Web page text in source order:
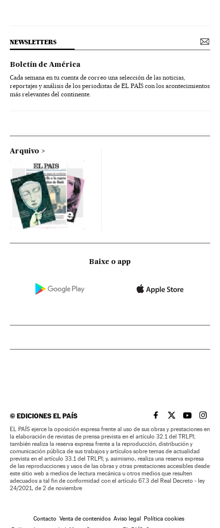
NEWSLETTERS
Boletín de América
Cada semana en tu cuenta de correo una selección de las noticias,
reportajes y análisis de los periodistas de EL PAÍS con los acontecimientos
más relevantes del continente.
Arquivo
Baixe o app
©EDICIONES EL PAÍS EL PAÍS BRASIL EN
EL PAÍSEL PAÍS
EL
EL PAÍS ejerce la oposición expresa frente al uso de sus obras y prestaciones en
la elaboración de revistas de prensa prevista en el artículo 32.1 del TRLPI;
también realiza la reserva expresa frente a la reproducción, distribución y
comunicación pública de sus trabajos y artículos sobre temas de actualidad
prevista en el artículo 33.1 del TRLPI; y, asimismo, realiza una reserva expresa
de las reproducciones y usos de las obras y otras prestaciones accesibles desde
este sitio web a medios de lectura mecánica u otros medios que resulten
adecuados a tal fin de conformidad con el artículo 67.3 del Real Decreto - ley
24/2021, de 2 de noviembre
Contacto Venta de contenidos Aviso legal
Política cookies